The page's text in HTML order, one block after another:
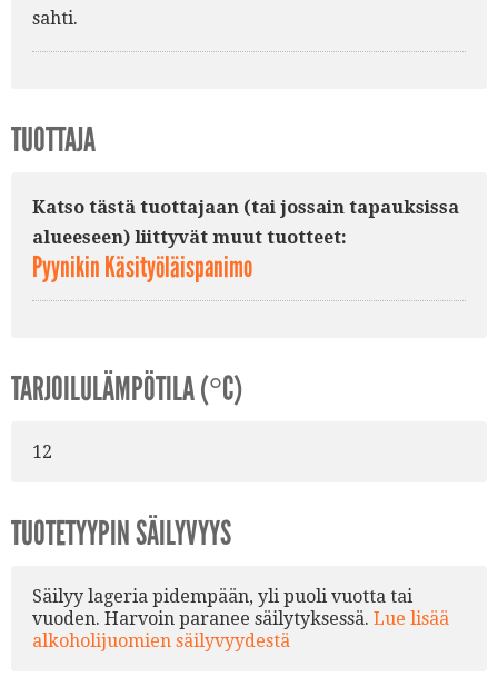
sahti.
TUOTTAJA
Katso tästä tuottajaan (tai jossain tapauksissa
alueeseen) liittyvät muut tuotteet:
Pyynikin Käsityöläispanimo
TARJOILULÄMPÖTILA (°C)
12
TUOTETYYPIN SÄILYVYYS
Säilyy lageria pidempään, yli puoli vuotta tai
vuoden. Harvoin paranee säilytyksessä. Lue lisää
alkoholijuomien säilyvyydestä